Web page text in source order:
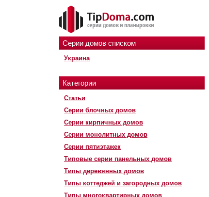
Серии домов списком
Украина
Категории
Статьи
Серии блочных домов
Серии кирпичных домов
Серии монолитных домов
Серии пятиэтажек
Типовые серии панельных домов
Типы деревянных домов
Типы коттеджей и загородных домов
Типы многоквартирных домов